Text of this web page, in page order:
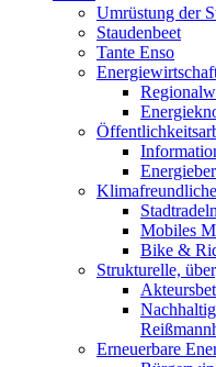
Umrüstung der
Staudenbeet
Tante Enso
Stadtradeln
Mobiles
Bike &
Strukturelle,
Erneuerbare